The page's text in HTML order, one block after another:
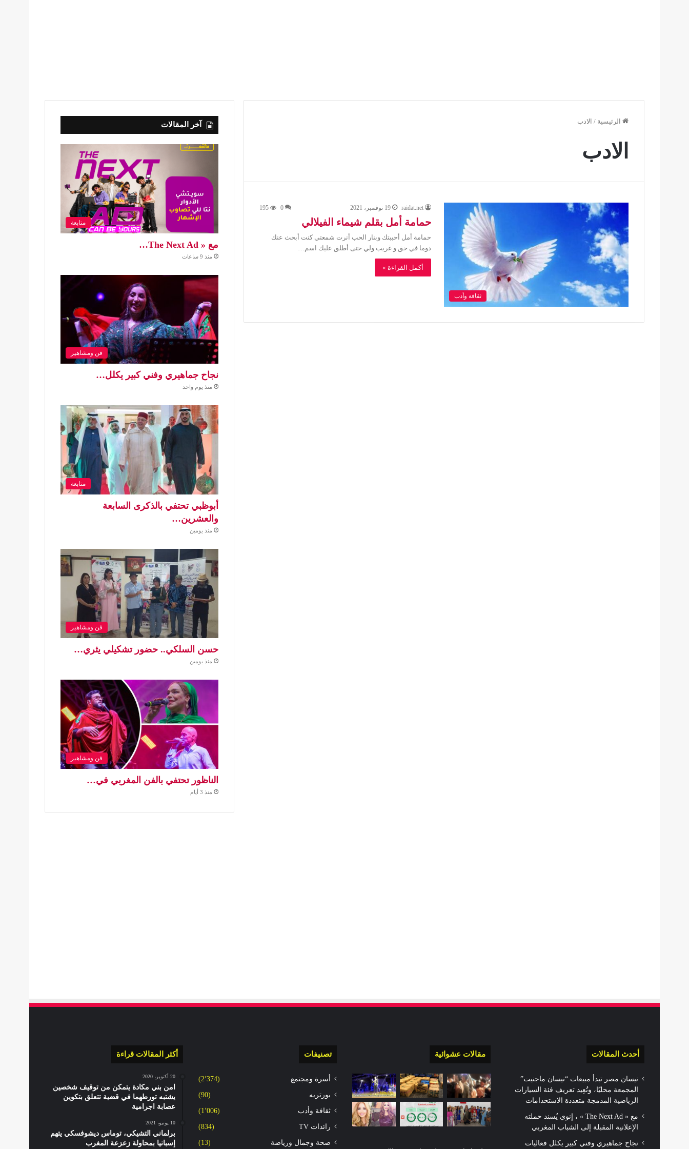
الرئيسية / الادب
الادب
ثقافة وأدب
raidat.net 19 نوفمبر، 2021 0
195
حمامة أمل بقلم شيماء الفيلالي
حمامة أمل أحببتك وبنار الحب أنرت شمعتي كنت أبحث عنك
دوما في حق و غريب ولي حتى أطلق عليك اسم…
أكمل القراءة »
آخر المقالات
متابعة
مع « The Next Ad…
منذ 9 ساعات
فن ومشاهير
نجاح جماهيري وفني كبير يكلل…
منذ يوم واحد
متابعة
أبوظبي تحتفي بالذكرى السابعة
والعشرين…
منذ يومين
فن ومشاهير
حسن السلكي.. حضور تشكيلي يثري…
منذ يومين
فن ومشاهير
الناظور تحتفي بالفن المغربي في…
منذ 3 أيام
أحدث المقالات
نيسان مصر تبدأ مبيعات “نيسان ماجنيت”
المجمعة محليًا، وتُعِيد تعريف فئة السيارات
الرياضية المدمجة متعددة الاستخدامات
مع « The Next Ad » ، إنوي يُسند حملته
الإعلانية المقبلة إلى الشباب المغربي
نجاح جماهيري وفني كبير يكلل فعاليات
مقالات عشوائية تصنيفات
أسرة ومجتمع (2٬374)
بورتريه (90)
ثقافة وأدب (1٬006)
رائدات TV (834)
صحة وجمال ورياضة (13)
أكثر المقالات قراءة
20 أكتوبر، 2020
امن بني مكادة يتمكن من توقيف شخصين
يشتبه تورطهما في قضية تتعلق بتكوين
عصابة اجرامية
10 يونيو، 2021
برلماني التشيكي، توماس ديشوفسكي يتهم
إسبانيا بمحاولة زعزعة المغرب